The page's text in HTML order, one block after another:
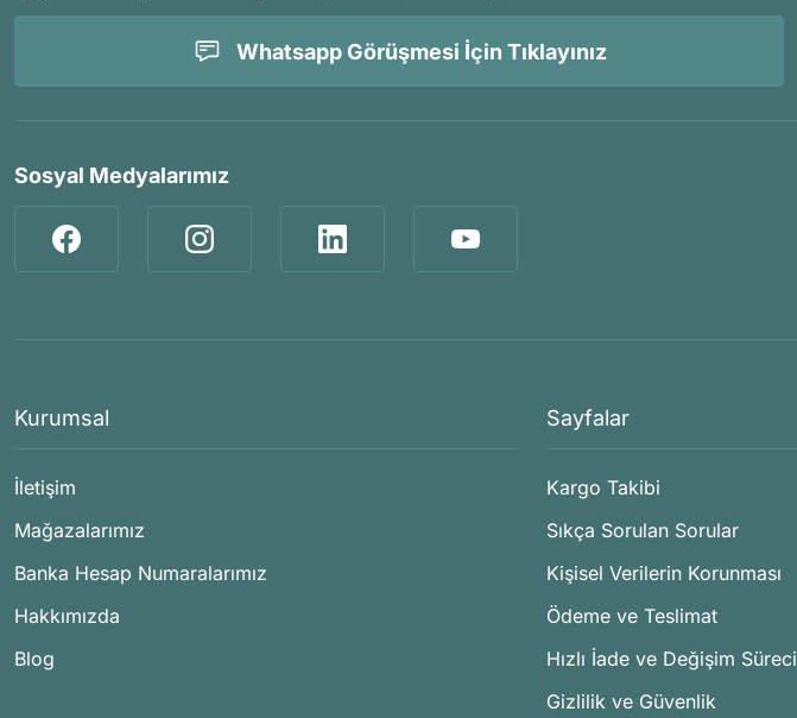
Whatsapp Görüşmesi İçin Tıklayınız
Sosyal Medyalarımız
Kurumsal
İletişim
Mağazalarımız
Banka Hesap Numaralarımız
Hakkımızda
Blog
Sayfalar
Kargo Takibi
Sıkça Sorulan Sorular
Kişisel Verilerin Korunması
Ödeme ve Teslimat
Hızlı İade ve Değişim Süreci
Gizlilik ve Güvenlik